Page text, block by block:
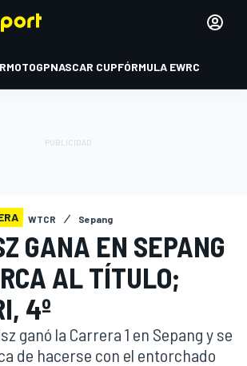
MOTOGPNASCAR CUPFÓRMULA EWRC
WTCR Sepang
GANA EN SEPANG
AL TÍTULO;
4º
ganó la Carrera 1 en Sepang y se
de hacerse con el entorchado